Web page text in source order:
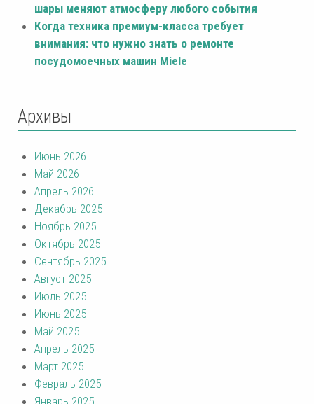
шары меняют атмосферу любого события
Когда техника премиум-класса требует
внимания: что нужно знать о ремонте
посудомоечных машин Miele
Архивы
Июнь 2026
Май 2026
Апрель 2026
Декабрь 2025
Ноябрь 2025
Октябрь 2025
Сентябрь 2025
Август 2025
Июль 2025
Июнь 2025
Май 2025
Апрель 2025
Март 2025
Февраль 2025
Январь 2025